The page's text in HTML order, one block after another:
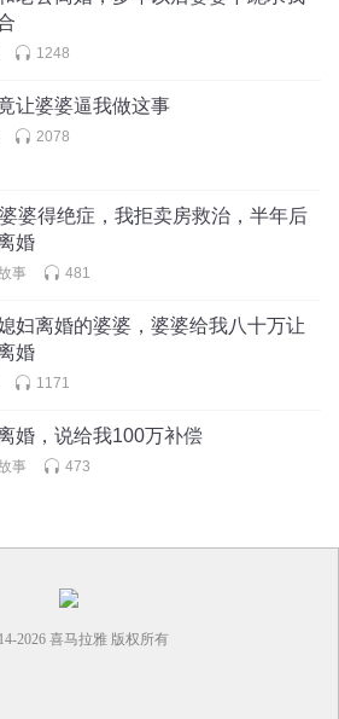
1248
让婆婆逼我做这事
2078
婆得绝症，我拒卖房救治，半年后
婚
事 481
妇离婚的婆婆，婆婆给我八十万让
婚
1171
婚，说给我100万补偿
事 473
2026 喜马拉雅 版权所有